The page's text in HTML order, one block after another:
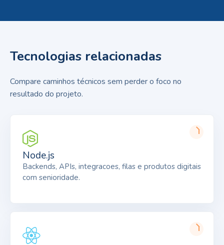
Tecnologias relacionadas
Compare caminhos técnicos sem perder o foco no
resultado do projeto.
Node.js
Backends, APIs, integracoes, filas e produtos digitais
com senioridade.